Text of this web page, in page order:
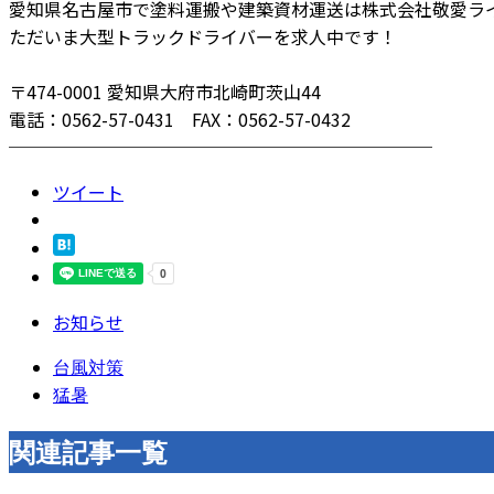
愛知県名古屋市で塗料運搬や建築資材運送は株式会社敬愛ラ
ただいま大型トラックドライバーを求人中です！
〒474-0001 愛知県大府市北崎町茨山44
電話：0562-57-0431 FAX：0562-57-0432
────────────────────────
ツイート
お知らせ
台風対策
猛暑
関連記事一覧